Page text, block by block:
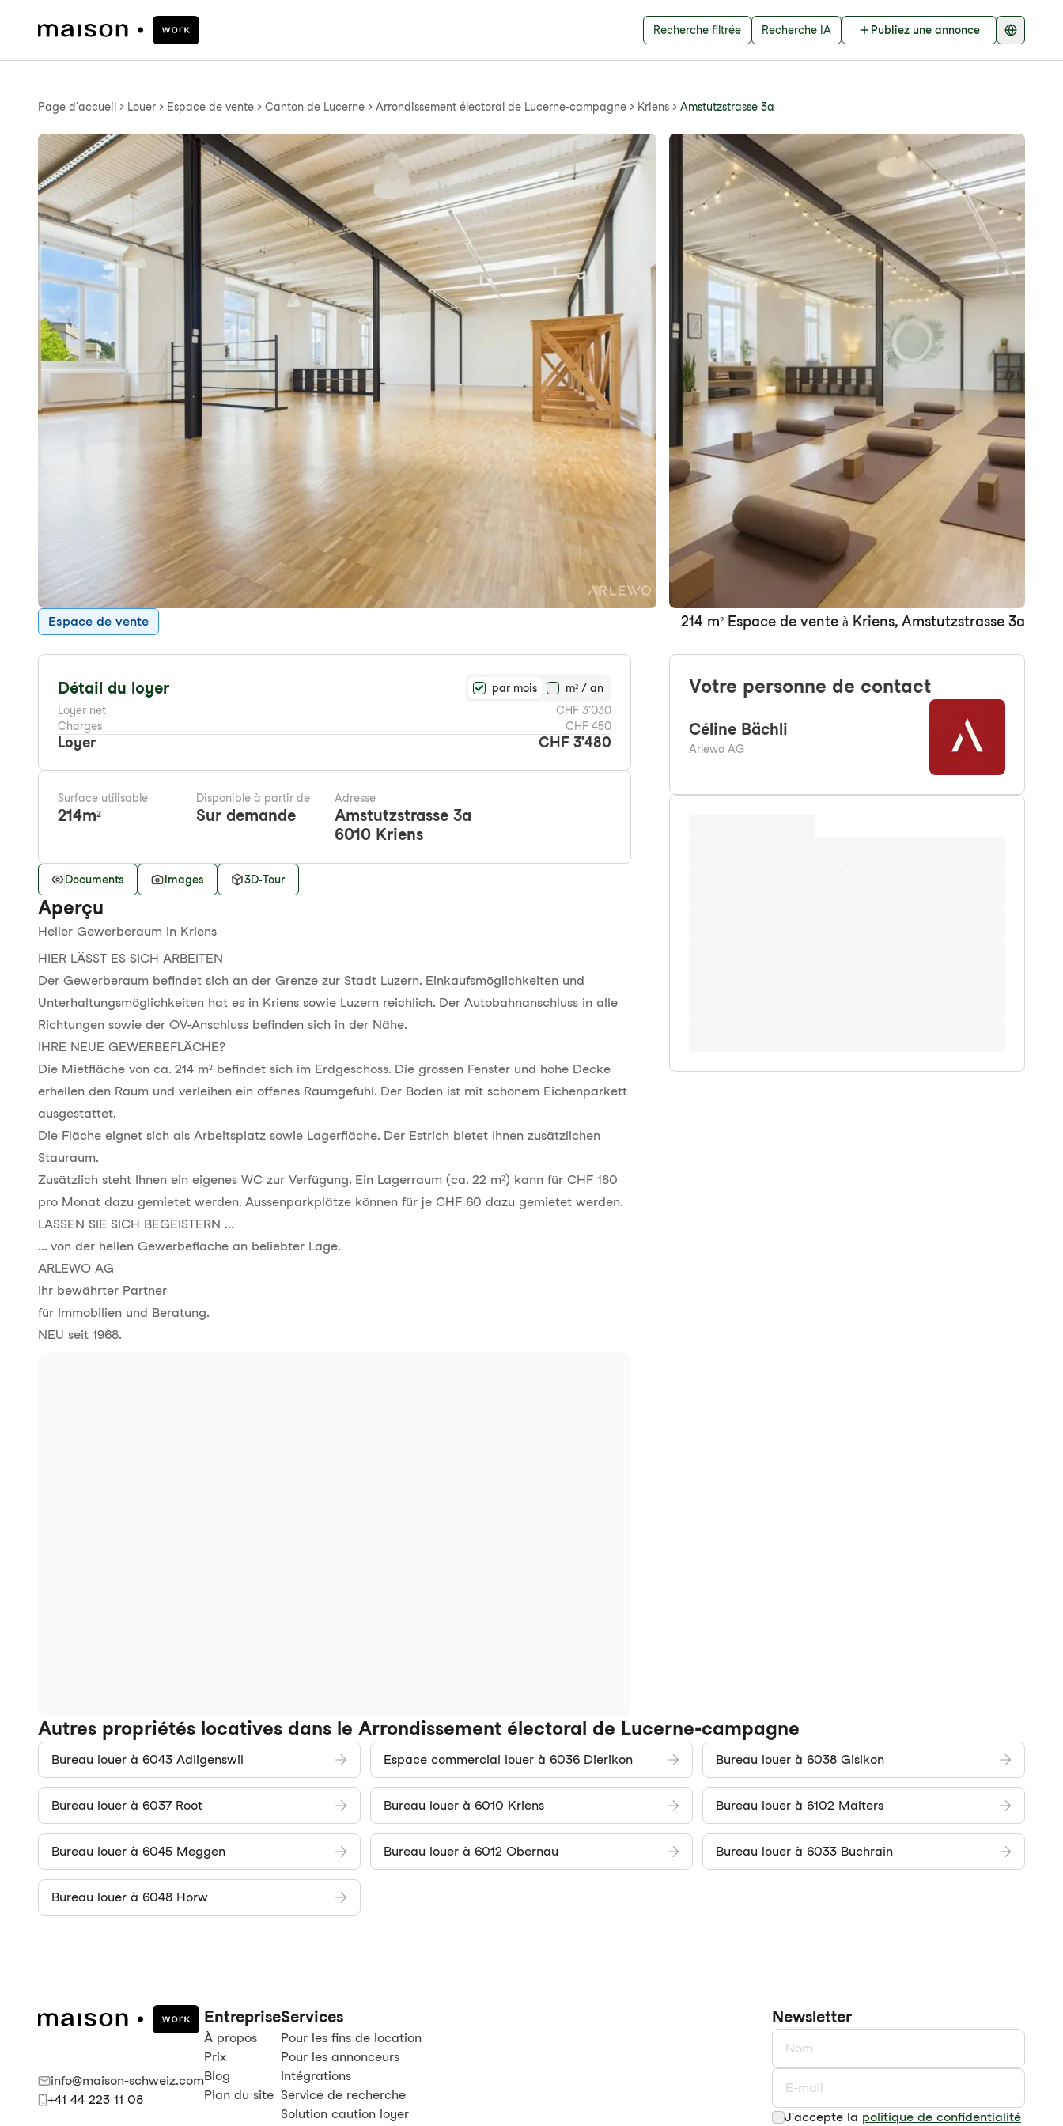
Recherche filtrée Recherche IA Publiez une annonce
Page d'accueil Louer Espace de vente Canton de Lucerne Arrondissement électoral de Lucerne-campagne Kriens Amstutzstrasse 3a
+ 3 images
214 m² Espace de vente à Kriens, Amstutzstrasse 3a
Espace de vente
Détail du loyer par mois
m² / an
Loyer net
CHF 3'030
Charges
CHF 450
Loyer CHF 3'480
Surface utilisable
214m²
Disponible à partir de
Sur demande
Adresse
Amstutzstrasse 3a
6010 Kriens
Documents Images 3D-Tour
Aperçu
Heller Gewerberaum in Kriens
HIER LÄSST ES SICH ARBEITEN
Der Gewerberaum befindet sich an der Grenze zur Stadt Luzern. Einkaufsmöglichkeiten und
Unterhaltungsmöglichkeiten hat es in Kriens sowie Luzern reichlich. Der Autobahnanschluss in alle
Richtungen sowie der ÖV-Anschluss befinden sich in der Nähe.
IHRE NEUE GEWERBEFLÄCHE?
Die Mietfläche von ca. 214 m² befindet sich im Erdgeschoss. Die grossen Fenster und hohe Decke
erhellen den Raum und verleihen ein offenes Raumgefühl. Der Boden ist mit schönem Eichenparkett
ausgestattet.
Die Fläche eignet sich als Arbeitsplatz sowie Lagerfläche. Der Estrich bietet Ihnen zusätzlichen
Stauraum.
Zusätzlich steht Ihnen ein eigenes WC zur Verfügung. Ein Lagerraum (ca. 22 m²) kann für CHF 180
pro Monat dazu gemietet werden. Aussenparkplätze können für je CHF 60 dazu gemietet werden.
LASSEN SIE SICH BEGEISTERN ...
... von der hellen Gewerbefläche an beliebter Lage.
ARLEWO AG
Ihr bewährter Partner
für Immobilien und Beratung.
NEU seit 1968.
Votre personne de contact
Céline Bächli
Arlewo AG
Autres propriétés locatives dans le Arrondissement électoral de Lucerne-campagne
Bureau louer à 6043 Adligenswil Espace commercial louer à 6036 Dierikon Bureau louer à 6038 Gisikon
Bureau louer à 6037 Root Bureau louer à 6010 Kriens Bureau louer à 6102 Malters
Bureau louer à 6045 Meggen Bureau louer à 6012 Obernau Bureau louer à 6033 Buchrain
Bureau louer à 6048 Horw
info@maison-schweiz.com
+41 44 223 11 08
Entreprise
À propos
Prix
Blog
Plan du site
Services
Pour les fins de location
Pour les annonceurs
Intégrations
Service de recherche
Solution caution loyer
Newsletter
J'accepte la politique de confidentialité